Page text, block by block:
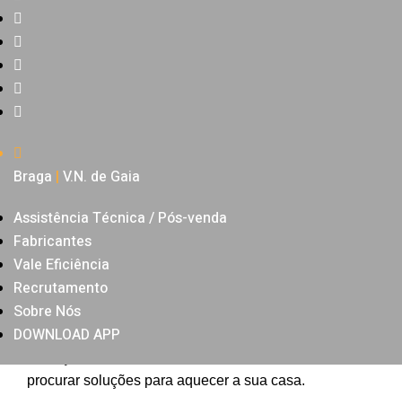
Braga | V.N. de Gaia
Assistência Técnica / Pós-venda
Fabricantes
Vale Eficiência
Recrutamento
Sobre Nós
DOWNLOAD APP
falamos em gastos na conta da eletricidade ou
pode ser um despesa elevada na sua conta ao
final do mês. No entanto existem dicas para
poupar no aquecimento da casa, comece por ler
este artigo e fique a conhecer algumas delas.
Com o inverno à porta, os dias e as noites
procurar soluções para aquecer a sua casa.